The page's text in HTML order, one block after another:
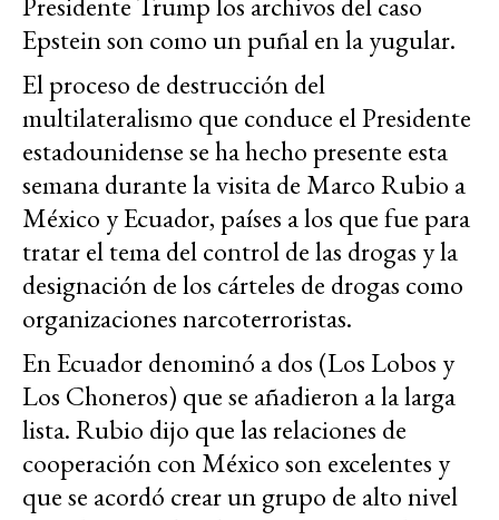
Epstein son como un puñal en la yugular.
El proceso de destrucción del
multilateralismo que conduce el Presidente
estadounidense se ha hecho presente esta
semana durante la visita de Marco Rubio a
México y Ecuador, países a los que fue para
tratar el tema del control de las drogas y la
designación de los cárteles de drogas como
organizaciones narcoterroristas.
En Ecuador denominó a dos (Los Lobos y
Los Choneros) que se añadieron a la larga
lista. Rubio dijo que las relaciones de
cooperación con México son excelentes y
que se acordó crear un grupo de alto nivel